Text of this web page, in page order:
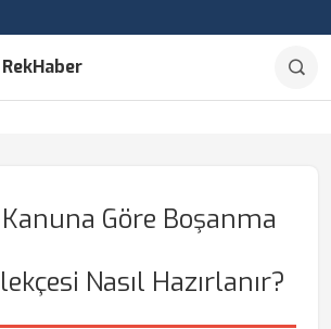
RekHaber
Göre Boşanma
Nasıl Hazırlanır?